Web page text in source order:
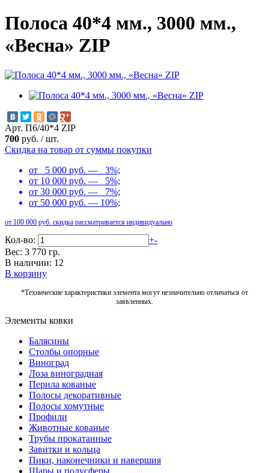
Полоса 40*4 мм., 3000 мм.,
«Весна» ZIP
Арт. П6/40*4 ZIP
700 руб. /шт.
Скидка на товар от суммы покупки
от 5 000 руб. — 3%;
от 10 000 руб. — 5%;
от 30 000 руб. — 7%;
от 50 000 руб. — 10%;
от 100 000 руб. скидка рассматривается индивидуально
Кол-во: +-
Вес: 3 770 гр.
В наличии: 12
В корзину
*Технические характеристики элемента могут незначительно отличаться от
заявленных.
Элементы ковки
Балясины
Столбы опорные
Виноград
Лоза виноградная
Перила кованые
Полосы декоративные
Полосы хомутные
Профили
Животные кованые
Трубы прокатанные
Завитки и кольца
Пики, наконечники и навершия
Шары и полусферы